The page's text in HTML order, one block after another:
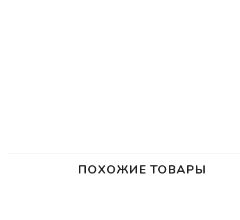
ПОХОЖИЕ ТОВАРЫ